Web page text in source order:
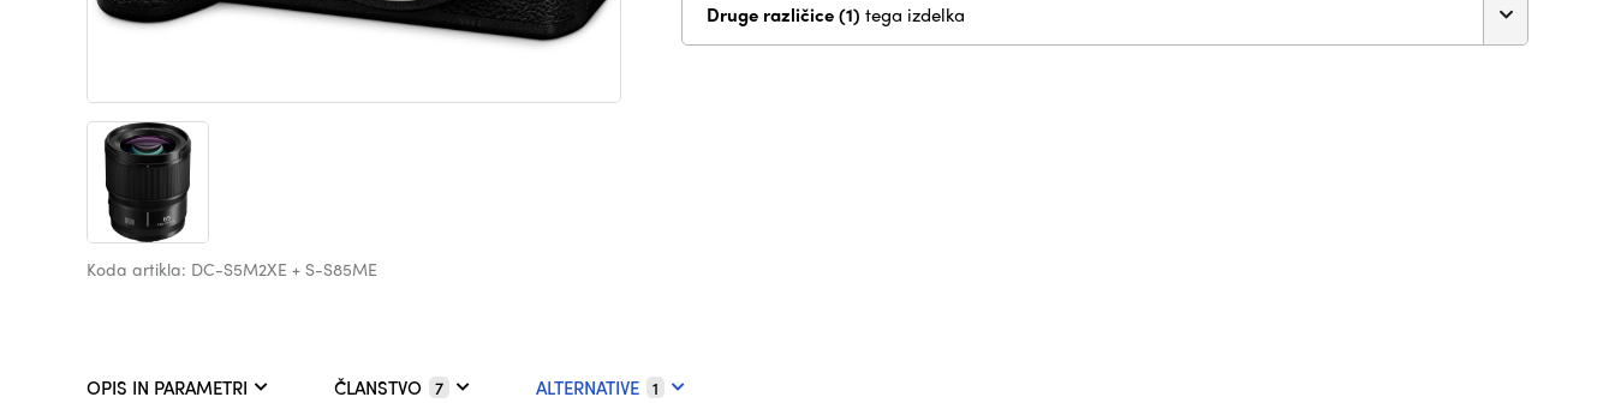
Koda artikla: DC-S5M2XE + S-S85ME
Druge različice (1) tega izdelka
OPIS IN PARAMETRI ČLANSTVO 7 ALTERNATIVE 1